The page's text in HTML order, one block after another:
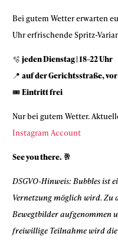
Bei gutem Wetter erwarten
Uhr erfrischende Spritz-
🫧 jeden Dienstag | 18–22 Uhr
📍 auf der Gerichtsstraße,
🎟Eintritt frei
Nur bei gutem Wetter.
Instagram Account
See you there. 🥂
DSGVO-Hinweis: Bubbles ist
Vernetzung möglich wird. Zu
Bewegtbilder aufgenommen
freiwillige Teilnahme wird